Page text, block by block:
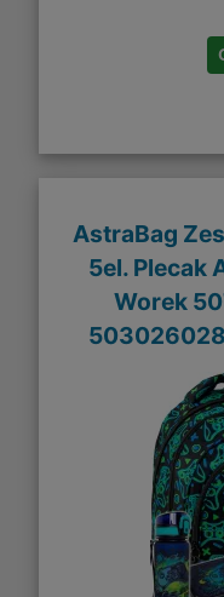
AstraBag
5el. Plecak
Worek